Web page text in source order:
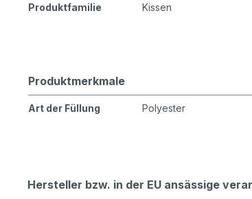
Produktfamilie
Kissen
Produktmerkmale
Art der Füllung Polyester
Hersteller bzw. in der EU ansässige